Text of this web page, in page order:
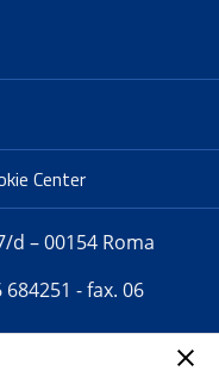
Center
d – 00154 Roma
684251 - fax. 06